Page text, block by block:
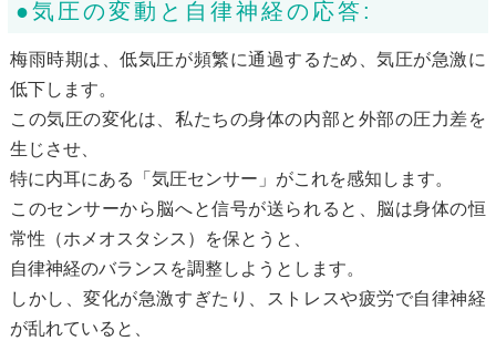
●気圧の変動と自律神経の応答:
梅雨時期は、低気圧が頻繁に通過するため、気圧が急激に
低下します。
この気圧の変化は、私たちの身体の内部と外部の圧力差を
生じさせ、
特に内耳にある「気圧センサー」がこれを感知します。
このセンサーから脳へと信号が送られると、脳は身体の恒
常性（ホメオスタシス）を保とうと、
自律神経のバランスを調整しようとします。
しかし、変化が急激すぎたり、ストレスや疲労で自律神経
が乱れていると、